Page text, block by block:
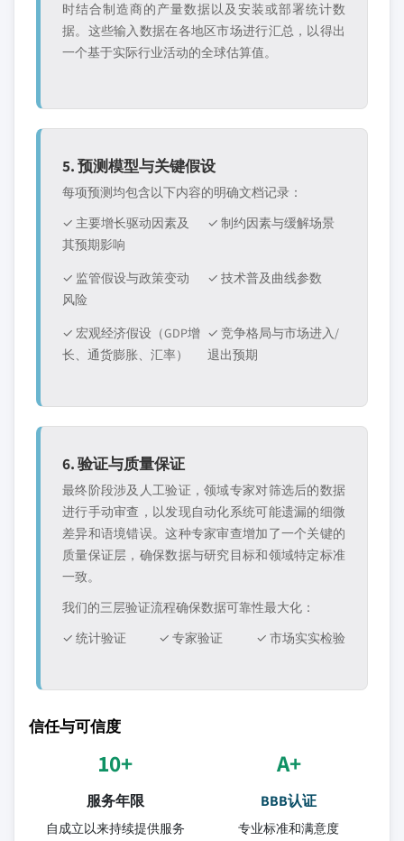
时结合制造商的产量数据以及安装或部署统计数
据。这些输入数据在各地区市场进行汇总，以得出
一个基于实际行业活动的全球估算值。
5. 预测模型与关键假设
每项预测均包含以下内容的明确文档记录：
✓ 主要增长驱动因素及
其预期影响
✓ 制约因素与缓解场景
✓ 监管假设与政策变动
风险
✓ 技术普及曲线参数
✓ 宏观经济假设（GDP增
长、通货膨胀、汇率）
✓ 竞争格局与市场进入/
退出预期
6. 验证与质量保证
最终阶段涉及人工验证，领域专家对筛选后的数据
进行手动审查，以发现自动化系统可能遗漏的细微
差异和语境错误。这种专家审查增加了一个关键的
质量保证层，确保数据与研究目标和领域特定标准
一致。
我们的三层验证流程确保数据可靠性最大化：
✓ 统计验证
✓ 专家验证 ✓ 市场实实检验
信任与可信度
10+
服务年限
自成立以来持续提供服务
A+
BBB认证
专业标准和满意度